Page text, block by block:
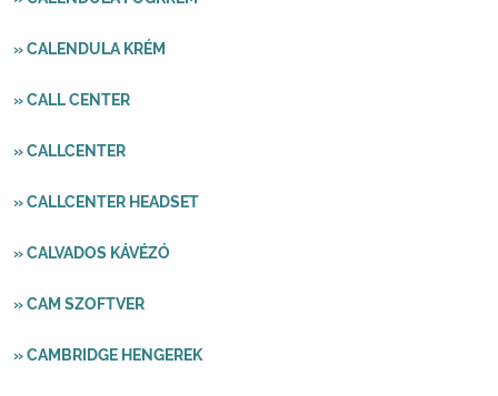
» CALENDULA KRÉM
» CALL CENTER
» CALLCENTER
» CALLCENTER HEADSET
» CALVADOS KÁVÉZÓ
» CAM SZOFTVER
» CAMBRIDGE HENGEREK